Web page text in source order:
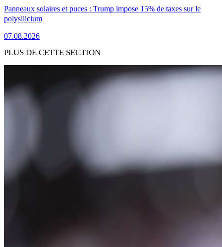
Panneaux solaires et puces : Trump impose 15% de taxes sur le
polysilicium
07.08.2026
PLUS DE CETTE SECTION